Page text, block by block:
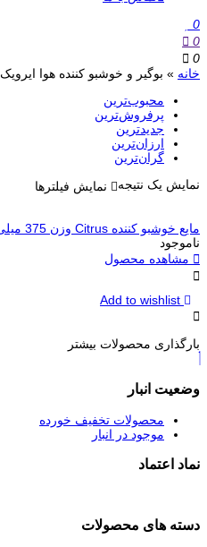
0
0
0
خانه » بوگیر و خوشبو کننده هوا ایرویک
محبوب‌ترین
پرفروش‌ترین
جدیدترین
ارزان‌ترین
گران‌ترین
نمایش یک نتیجه
نمایش فیلترها
مایع خوشبو کننده Citrus وزن 375 میلی لیتر Air Wick
ناموجود
مشاهده محصول
Add to wishlist
بارگذاری محصولات بیشتر
وضعیت انبار
محصولات تخفیف خورده
موجود در انبار
نماد اعتماد
دسته های محصولات